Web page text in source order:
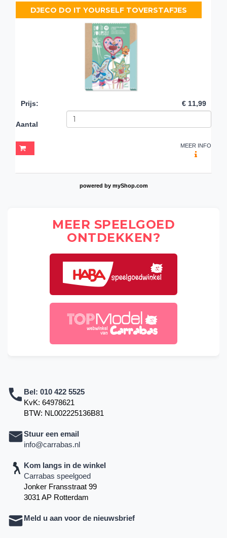
DJECO DO IT YOURSELF TOVERSTAFJES
Prijs: € 11,99
Aantal
MEER INFO
powered by myShop.com
MEER SPEELGOED
ONTDEKKEN?
Bel: 010 422 5525
KvK: 64978621
BTW: NL002225136B81
Stuur een email
info@carrabas.nl
Kom langs in de winkel
Carrabas speelgoed
Jonker Fransstraat 99
3031 AP Rotterdam
Meld u aan voor de nieuwsbrief